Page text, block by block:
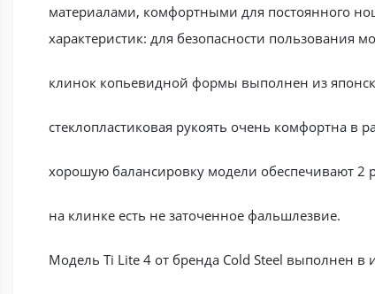
материалами, комфортными для постоянного
характеристик: для безопасности
клинок копьевидной формы выполнен из
стеклопластиковая рукоять очень комфортна в
хорошую балансировку модели обеспечивают 2
на клинке есть не заточенное фальшлезвие.
Модель Ti Lite 4 от бренда Cold Steel выполнен